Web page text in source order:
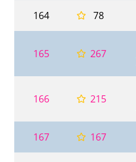
164 78
165 267
166 215
167 167